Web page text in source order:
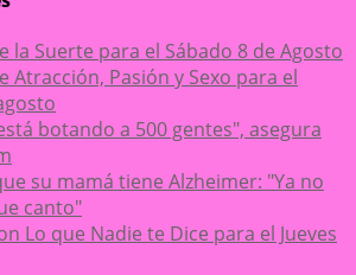
la Suerte para el Sábado 8 de Agosto
Atracción, Pasión y Sexo para el
botando a 500 gentes", asegura
su mamá tiene Alzheimer: "Ya no
canto"
Lo que Nadie te Dice para el Jueves